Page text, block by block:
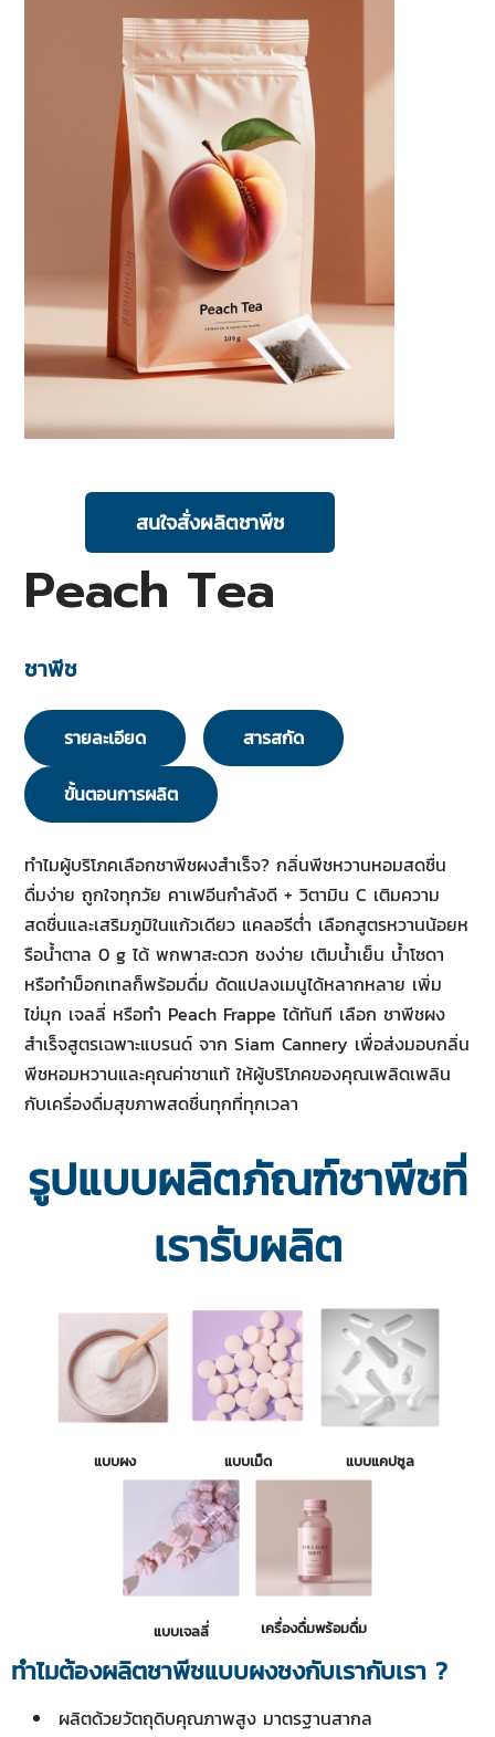
สนใจสั่งผลิตชาพีช
Peach Tea
ชาพีช
รายละเอียด สารสกัด
ขั้นตอนการผลิต
ทำไมผู้บริโภคเลือกชาพีชผงสำเร็จ? กลิ่นพีชหวานหอมสดชื่น
ดื่มง่าย ถูกใจทุกวัย คาเฟอีนกำลังดี + วิตามิน C เติมความ
สดชื่นและเสริมภูมิในแก้วเดียว แคลอรีต่ำ เลือกสูตรหวานน้อยห
รือน้ำตาล 0 g ได้ พกพาสะดวก ชงง่าย เติมน้ำเย็น น้ำโซดา
หรือทำม็อกเทลก็พร้อมดื่ม ดัดแปลงเมนูได้หลากหลาย เพิ่ม
ไข่มุก เจลลี่ หรือทำ Peach Frappe ได้ทันที เลือก ชาพีชผง
สำเร็จสูตรเฉพาะแบรนด์ จาก Siam Cannery เพื่อส่งมอบกลิ่น
พีชหอมหวานและคุณค่าชาแท้ ให้ผู้บริโภคของคุณเพลิดเพลิน
กับเครื่องดื่มสุขภาพสดชื่นทุกที่ทุกเวลา
รูปแบบผลิตภัณฑ์ชาพีชที่
เรารับผลิต
แบบผง แบบเม็ด แบบแคปซูล
แบบเจลลี่ เครื่องดื่มพร้อมดื่ม
ทำไมต้องผลิตชาพีชแบบผงชงกับเรากับเรา ?
ผลิตด้วยวัตถุดิบคุณภาพสูง มาตรฐานสากล